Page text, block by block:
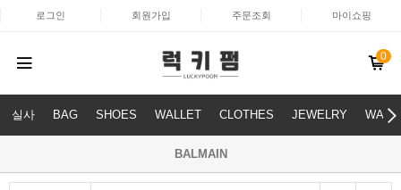
로그인 회원가입 주문조회 마이쇼핑
0
실사 BAG SHOES WALLET CLOTHES JEWELRY
BALMAIN